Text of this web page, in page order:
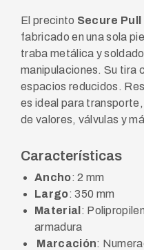
El precinto Secure Pull
fabricado en una sola
traba metálica y
manipulaciones. Su tira
espacios reducidos.
es ideal para
de valores, válvulas y
Características
Ancho: 2 mm
Largo: 350 mm
Material :
armadura
Marcación: